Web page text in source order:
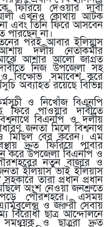
ফিরিয়ে দেওয়ার দাবী
আলী এখনও কোথায় আটক
এবং তিনি ফিরে আসবেন
পারছেন না।
পরই আবার ইলিয়াস
দলীয় নেতাকর্মীর
আশার আলো জাগ্রত
নিজ উপজেলা সহ
ও বিক্ষোভ ,সমাবেশ করে
অব্যাহত রয়েছে বিভিন্ন
ও নিখোঁজ বিএনপি
পাওয়ার দাবীতে
বিএনপি ও দলীয়
জনতা মিলে বিশ্বনাথ
মিছিল বের করেন। এম
দ্রুত ফিরিয়ে পাবার
করে উপজেলা বিএনপি ও
নতুন বাজার ও
ইলিয়াস ভাই ইলিয়াস
তারা প্রধান প্রধান
অংশ নেওয়া জনশ্রুতে
পৌরশহরে। এসময়
ও জরুরী সেবায়
বিরোধী ছাত্র আন্দোলনে
ও ছাত্ররা দ্রুত